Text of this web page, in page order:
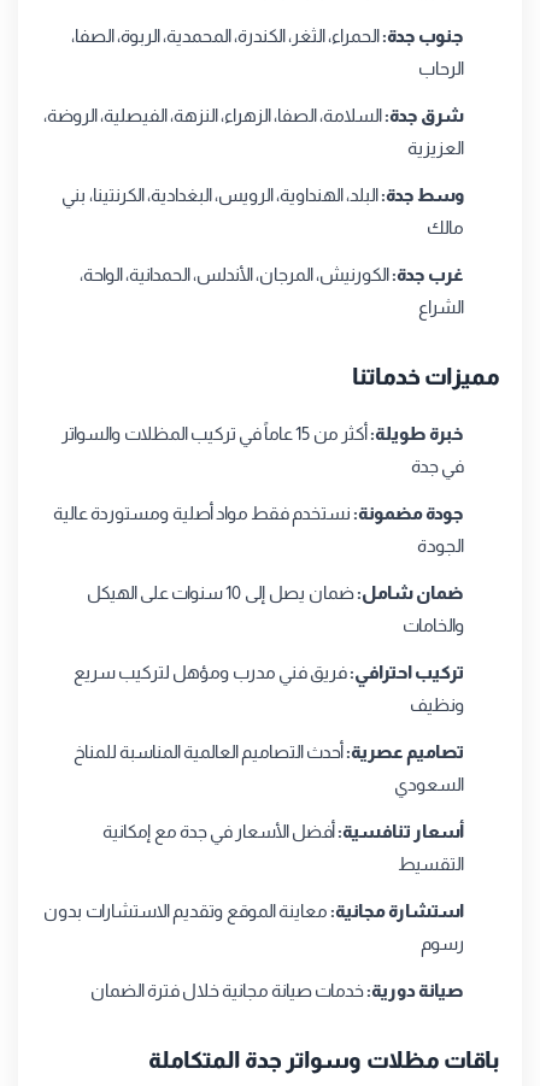
جنوب جدة:الحمراء، الثغر، الكندرة، المحمدية، الربوة، الصفا،
الرحاب
شرق جدة:السلامة، الصفا، الزهراء، النزهة، الفيصلية، الروضة،
العزيزية
وسط جدة:البلد، الهنداوية، الرويس، البغدادية، الكرنتينا، بني
مالك
غرب جدة:الكورنيش، المرجان، الأندلس، الحمدانية، الواحة،
الشراع
مميزات خدماتنا
خبرة طويلة:
أكثر من 15 عاماً في تركيب المظلات والسواتر
في جدة
جودة مضمونة: نستخدم فقط مواد أصلية ومستوردة عالية
الجودة
ضمان شامل:
ضمان يصل إلى 10 سنوات على الهيكل
والخامات
تركيب احترافي:فريق فني مدرب ومؤهل لتركيب سريع
ونظيف
تصاميم عصرية:أحدث التصاميم العالمية المناسبة للمناخ
السعودي
أسعار تنافسية:أفضل الأسعار في جدة مع إمكانية
التقسيط
استشارة مجانية: معاينة الموقع وتقديم الاستشارات بدون
رسوم
صيانة دورية:خدمات صيانة مجانية خلال فترة الضمان
باقات مظلات وسواتر جدة المتكاملة